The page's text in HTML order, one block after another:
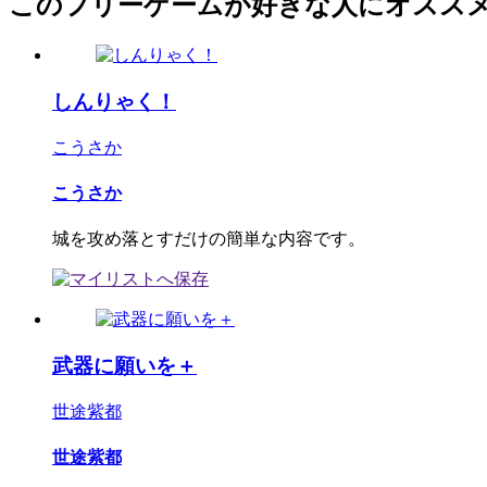
このフリーゲームが好きな人にオスス
しんりゃく！
こうさか
こうさか
城を攻め落とすだけの簡単な内容です。
武器に願いを＋
世途紫都
世途紫都